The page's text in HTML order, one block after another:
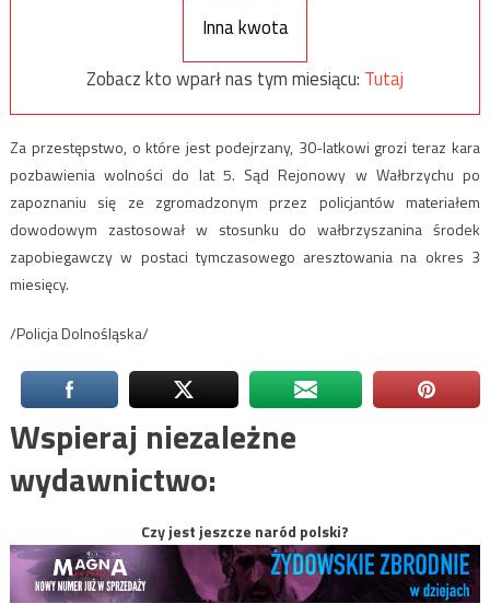
Inna kwota
Zobacz kto wparł nas tym miesiącu: Tutaj
Za przestępstwo, o które jest podejrzany, 30-latkowi grozi teraz kara
pozbawienia wolności do lat 5. Sąd Rejonowy w Wałbrzychu po
zapoznaniu się ze zgromadzonym przez policjantów materiałem
dowodowym zastosował w stosunku do wałbrzyszanina środek
zapobiegawczy w postaci tymczasowego aresztowania na okres 3
miesięcy.
/Policja Dolnośląska/
Wspieraj niezależne
wydawnictwo:
Czy jest jeszcze naród polski?